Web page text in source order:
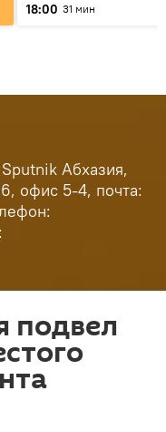
18:00 31 мин
Абхазия,
офис 5-4, почта:
подвел